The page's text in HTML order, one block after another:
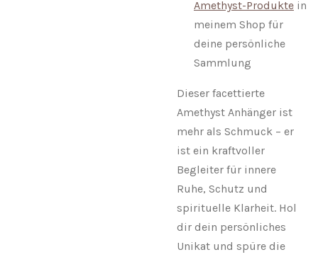
Amethyst-Produkte in
meinem Shop für
deine persönliche
Sammlung
Dieser facettierte
Amethyst Anhänger ist
mehr als Schmuck – er
ist ein kraftvoller
Begleiter für innere
Ruhe, Schutz und
spirituelle Klarheit. Hol
dir dein persönliches
Unikat und spüre die